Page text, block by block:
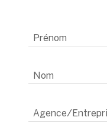
Prénom
Nom
Agence/